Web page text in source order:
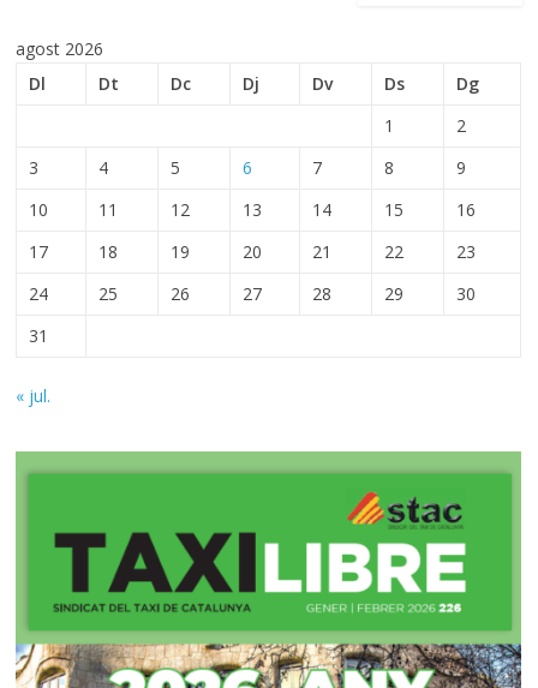
agost 2026
Dl
Dt Dc Dj Dv Ds
Dg
1
2
3
4 5 6 7 8
9
10
11 12 13 14 15
16
17
18 19 20 21 22
23
24
25 26 27 28 29
30
31
« jul.